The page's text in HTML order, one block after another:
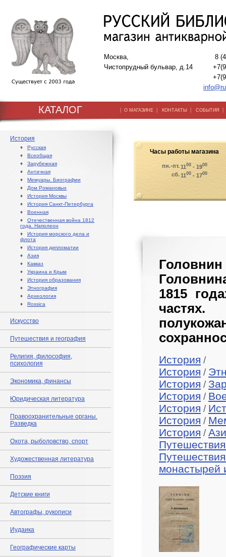
Москва,
Чистопрудный бульвар, д.14
8
КАТАЛОГ | О МАГАЗИНЕ | КОНТАКТЫ | СОБЫТИЯ
История
♦ Русская
♦ Всеобщая
♦ Зарубежная
♦ Античная
♦ Мемуары. Биографии
♦ Дом Романовых
♦ История Москвы
♦ История Санкт-Петербурга
♦ Военная
♦ Отечественная война 1812
года. Наполеон
♦ История морского дела и
флота
♦ История дипломатии
♦ Азия
♦ Кавказ
♦ Украина и Крым
♦ История образования
♦ Этнография
♦ Археология
♦ Rossica
Искусство
Путешествия и география
Религия, философия,
психология
Экономика, финансы
Юридическая литература
Правоохранительные органы.
Разведка
Охота, рыболовство, спорт
Художественная литература
Поэзия
Детские книги
Автографы, рукописи
Иудаика
Географические карты
Часы работы магазина
пн.-пт.1100 - 1900
сб.1100 - 1700
1815
История /
История /
История /
История /
История /
История /
История /
монастырей